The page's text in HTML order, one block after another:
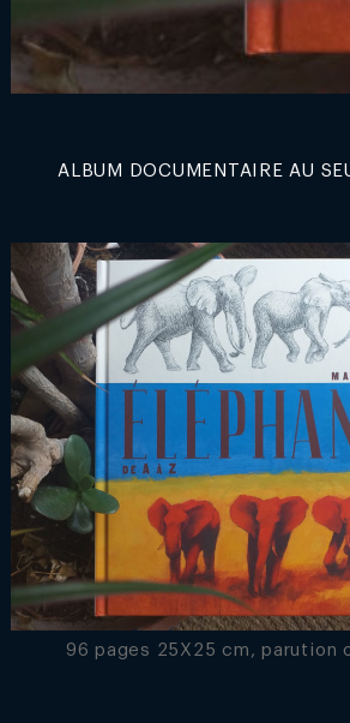
ALBUM DOCUMENTAIRE AU
96 pages 25X25 cm, parution